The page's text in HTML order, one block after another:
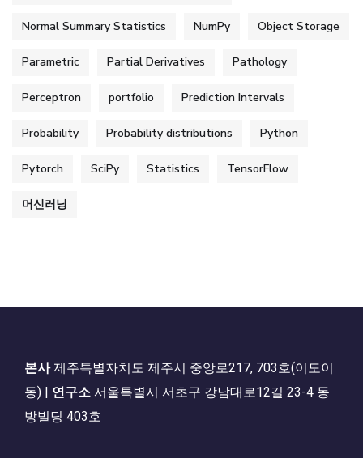
Normal Summary Statistics NumPy Object Storage
Parametric Partial Derivatives Pathology
Perceptron portfolio Prediction Intervals
Probability Probability distributions Python
Pytorch SciPy Statistics TensorFlow
머신러닝
본사제주특별자치도 제주시 중앙로217, 703호(이도이
동) | 연구소 서울특별시 서초구 강남대로12길 23-4 동
방빌딩 403호